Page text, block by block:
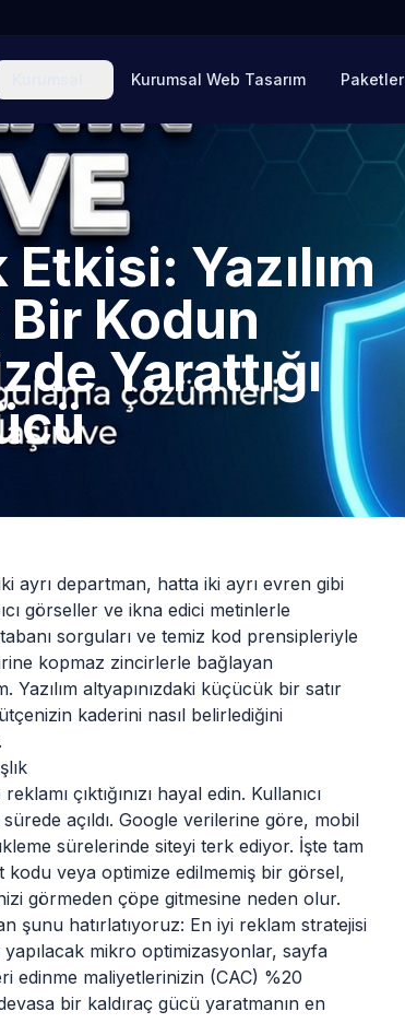
Kurumsal Web Tasarım Paketler
Yazılım
Kodun
Yarattığı
ayrı departman, hatta iki ayrı evren gibi
görseller ve ikna edici metinlerle
sorguları ve temiz kod prensipleriyle
kopmaz zincirlerle bağlayan
altyapınızdaki küçücük bir satır
kaderini nasıl belirlediğini
çıktığınızı hayal edin. Kullanıcı
açıldı. Google verilerine göre, mobil
sürelerinde siteyi terk ediyor. İşte tam
veya optimize edilmemiş bir görsel,
görmeden çöpe gitmesine neden olur.
şunu hatırlatıyoruz: En iyi reklam stratejisi
yapılacak mikro optimizasyonlar, sayfa
edinme maliyetlerinizin (CAC) %20
bir kaldıraç gücü yaratmanın en